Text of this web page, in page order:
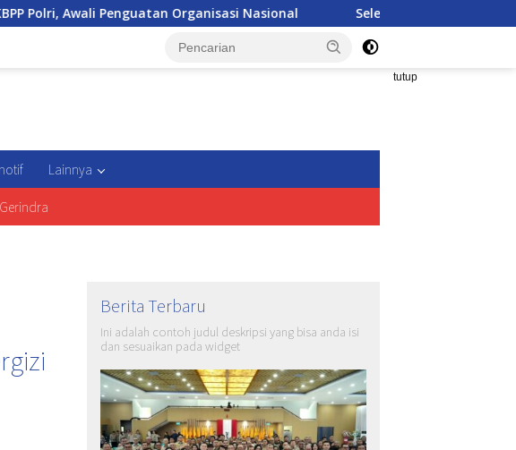
Organisasi Nasional
Seleksi Akpol 2026 Makin Modern, Nilai Ujian
tutup
Lainnya
Gerindra
Berita Terbaru
Ini adalah contoh judul deskripsi yang bisa anda isi
dan sesuaikan pada widget